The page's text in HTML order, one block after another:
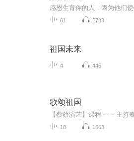
61 2733
祖国未来
4 446
歌颂祖国
18 1563